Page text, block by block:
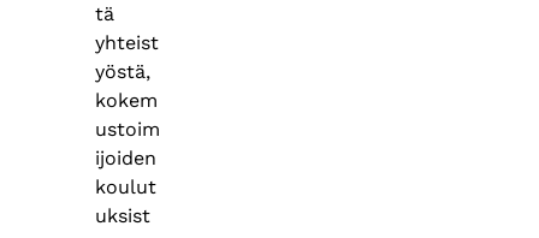
tä
yhteist
yöstä,
kokem
ustoim
ijoiden
koulut
uksist